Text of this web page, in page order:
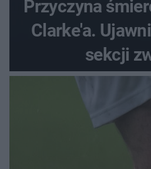
Przyczyna
Clarke'a.
sekcji